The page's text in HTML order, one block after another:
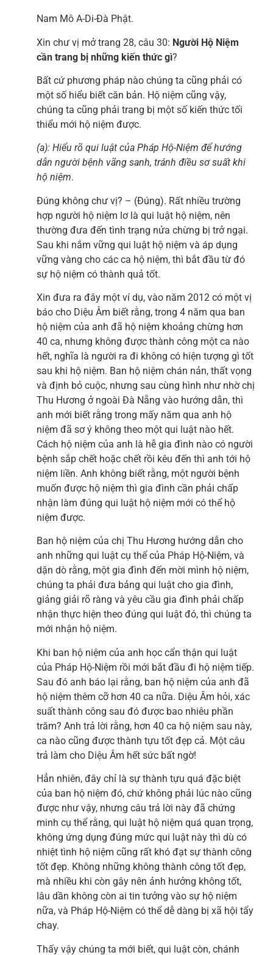
Nam Mô A-Di-Đà Phật.
Xin chư vị mở trang 28, câu 30: Người Hộ Niệm
cần trang bị những kiến thức gì?
Bất cứ phương pháp nào chúng ta cũng phải có
một số hiểu biết căn bản. Hộ niệm cũng vậy,
chúng ta cũng phải trang bị một số kiến thức tối
thiểu mới hộ niệm được.
(a): Hiểu rõ qui luật của Pháp Hộ-Niệm để hướng
dẫn người bệnh vãng sanh, tránh điều sơ suất khi
hộ niệm.
Đúng không chư vị? – (Đúng). Rất nhiều trường
hợp người hộ niệm lơ là qui luật hộ niệm, nên
thường đưa đến tình trạng nửa chừng bị trở ngại.
Sau khi nắm vững qui luật hộ niệm và áp dụng
vững vàng cho các ca hộ niệm, thì bắt đầu từ đó
sự hộ niệm có thành quả tốt.
Xin đưa ra đây một ví dụ, vào năm 2012 có một vị
báo cho Diệu Âm biết rằng, trong 4 năm qua ban
hộ niệm của anh đã hộ niệm khoảng chừng hơn
40 ca, nhưng không được thành công một ca nào
hết, nghĩa là người ra đi không có hiện tượng gì tốt
sau khi hộ niệm. Ban hộ niệm chán nản, thất vọng
và định bỏ cuộc, nhưng sau cùng hình như nhờ chị
Thu Hương ở ngoài Đà Nẵng vào hướng dẫn, thì
anh mới biết rằng trong mấy năm qua anh hộ
niệm đã sơ ý không theo một qui luật nào hết.
Cách hộ niệm của anh là hễ gia đình nào có người
bệnh sắp chết hoặc chết rồi kêu đến thì anh tới hộ
niệm liền. Anh không biết rằng, một người bệnh
muốn được hộ niệm thì gia đình cần phải chấp
nhận làm đúng qui luật hộ niệm mới có thể hộ
niệm được.
Ban hộ niệm của chị Thu Hương hướng dẫn cho
anh những qui luật cụ thể của Pháp Hộ-Niệm, và
dặn dò rằng, một gia đình đến mời mình hộ niệm,
chúng ta phải đưa bảng qui luật cho gia đình,
giảng giải rõ ràng và yêu cầu gia đình phải chấp
nhận thực hiện theo đúng qui luật đó, thì chúng ta
mới nhận hộ niệm.
Khi ban hộ niệm của anh học cẩn thận qui luật
của Pháp Hộ-Niệm rồi mới bắt đầu đi hộ niệm tiếp.
Sau đó anh báo lại rằng, ban hộ niệm của anh đã
hộ niệm thêm cỡ hơn 40 ca nữa. Diệu Âm hỏi, xác
suất thành công sau đó được bao nhiêu phần
trăm? Anh trả lời rằng, hơn 40 ca hộ niệm sau này,
ca nào cũng được thành tựu tốt đẹp cả. Một câu
trả làm cho Diệu Âm hết sức bất ngờ!
Hẳn nhiên, đây chỉ là sự thành tựu quá đặc biệt
của ban hộ niệm đó, chứ không phải lúc nào cũng
được như vậy, nhưng câu trả lời này đã chứng
minh cụ thể rằng, qui luật hộ niệm quá quan trọng,
không ứng dụng đúng mức qui luật này thì dù có
nhiệt tình hộ niệm cũng rất khó đạt sự thành công
tốt đẹp. Không những không thành công tốt đẹp,
mà nhiều khi còn gây nên ảnh hưởng không tốt,
lâu dần không còn ai tin tưởng vào sự hộ niệm
nữa, và Pháp Hộ-Niệm có thể dễ dàng bị xã hội tẩy
chay.
Thấy vậy chúng ta mới biết, qui luật còn, chánh